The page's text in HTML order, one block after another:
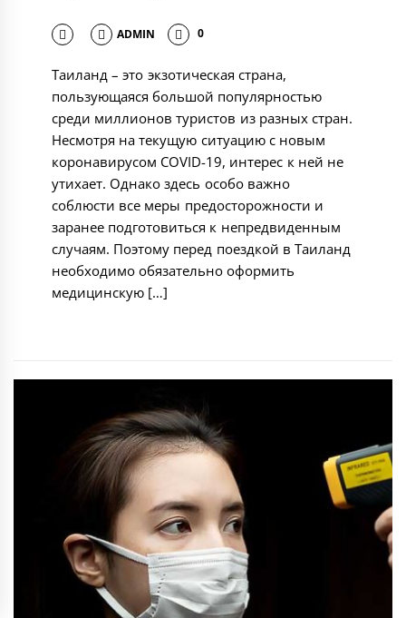
ADMIN 0
Таиланд – это экзотическая страна,
пользующаяся большой популярностью
среди миллионов туристов из разных стран.
Несмотря на текущую ситуацию с новым
коронавирусом COVID-19, интерес к ней не
утихает. Однако здесь особо важно
соблюсти все меры предосторожности и
заранее подготовиться к непредвиденным
случаям. Поэтому перед поездкой в Таиланд
необходимо обязательно оформить
медицинскую […]